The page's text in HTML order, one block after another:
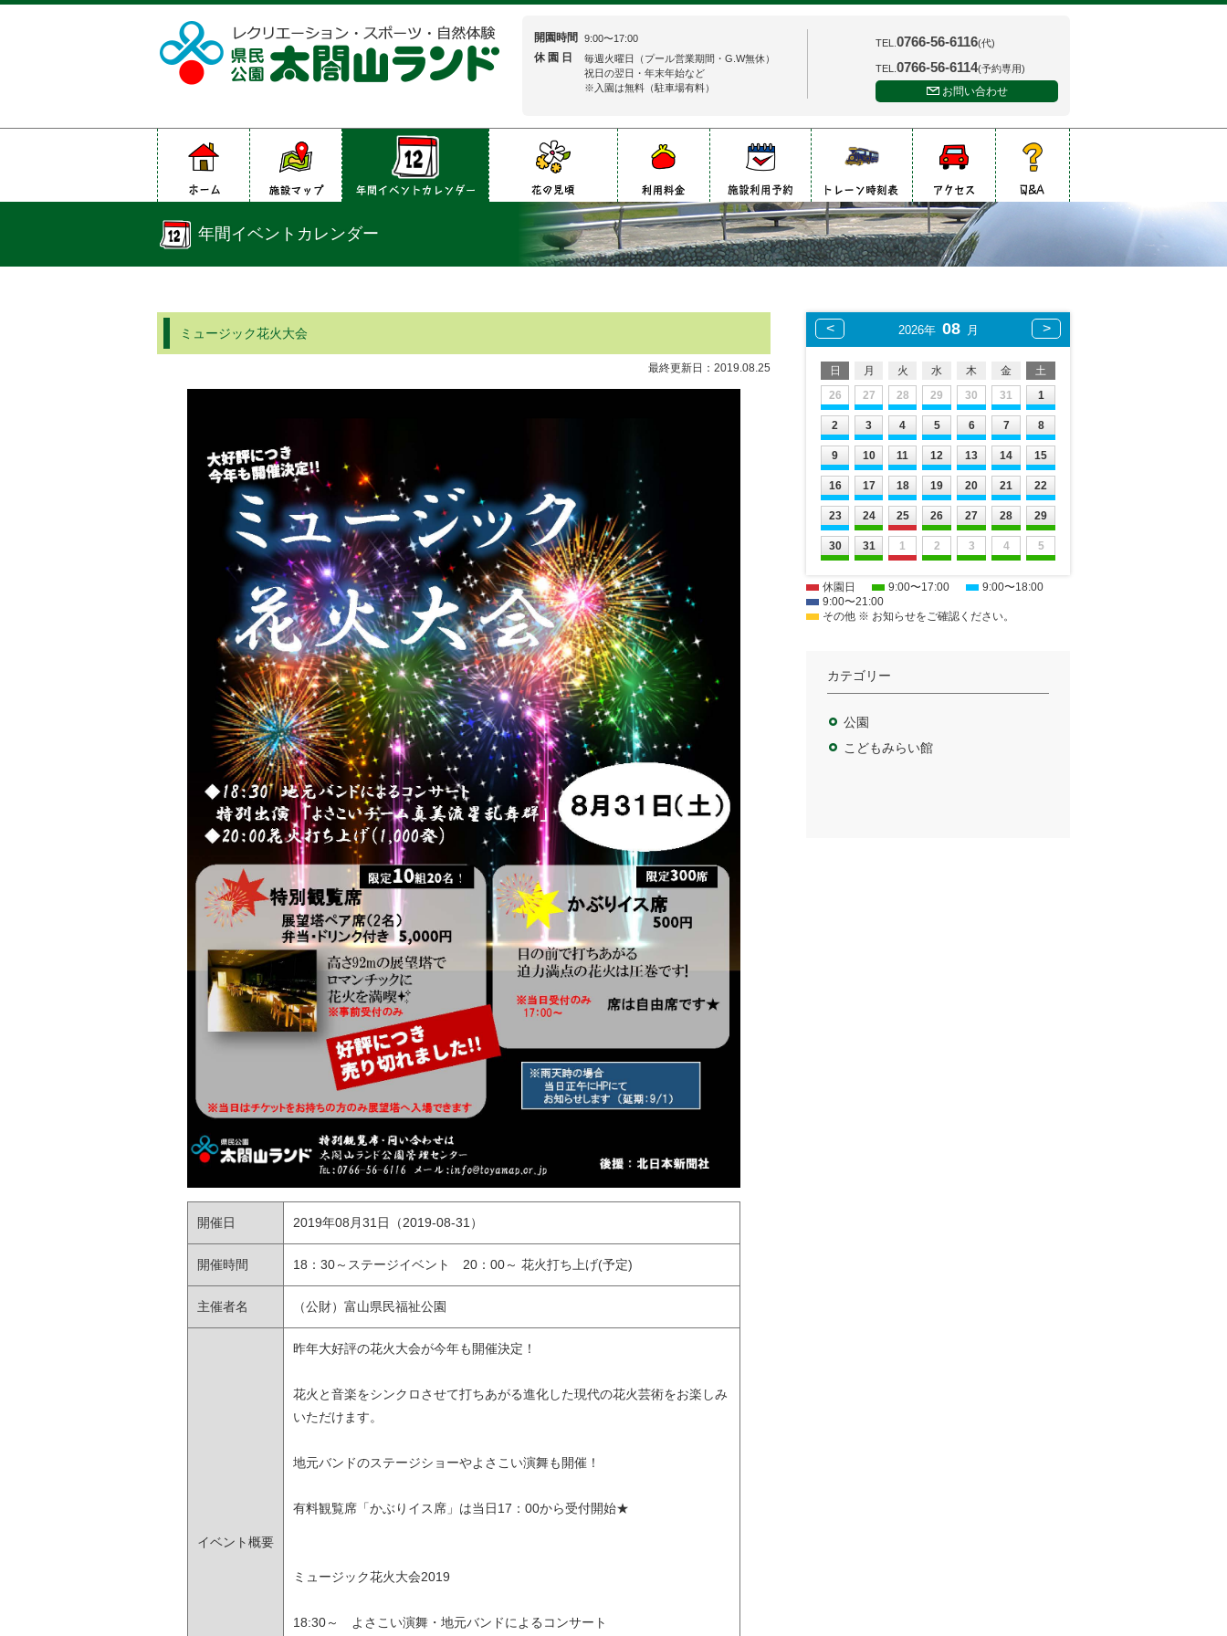
開園時間 9:00〜17:00
休 園 日
毎週火曜日（プール営業期間・G.W無休）
祝日の翌日・年末年始など
※入園は無料（駐車場有料）
TEL. 0766-56-6116(代)
TEL. 0766-56-6114(予約専用)
お問い合わせ
年間イベントカレンダー
ミュージック花火大会
最終更新日： 2019.08.25
開催日 2019年08月31日（2019-08-31）
開催時間 18：30～ステージイベント 20：00～ 花火打ち上げ(予定)
主催者名 （公財）富山県民福祉公園
イベント概要
昨年大好評の花火大会が今年も開催決定！
花火と音楽をシンクロさせて打ちあがる進化した現代の花火芸術をお楽しみ
いただけます。
地元バンドのステージショーやよさこい演舞も開催！
有料観覧席「かぶりイス席」は当日17：00から受付開始★
ミュージック花火大会2019
18:30～ よさこい演舞・地元バンドによるコンサート
2026年 08 月
日 月 火 水 木 金
土
26
27 28 29 30 31 1
2 3 4 5 6 7 8
9 10 11 12 13 14 15
16 17 18 19 20 21 22
23 24 25 26 27 28 29
30 31 1 2 3 4 5
休園日 9:00〜17:00
9:00〜18:00
9:00〜21:00
その他 ※ お知らせをご確認ください。
カテゴリー
公園
こどもみらい館